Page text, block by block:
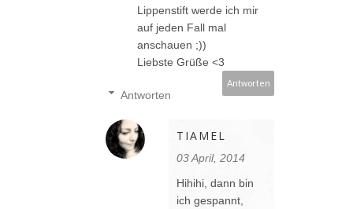
Lippenstift werde ich mir
auf jeden Fall mal
anschauen ;))
Liebste Grüße <3
Antworten
Antworten
TIAMEL
03 April, 2014
Hihihi, dann bin
ich gespannt,